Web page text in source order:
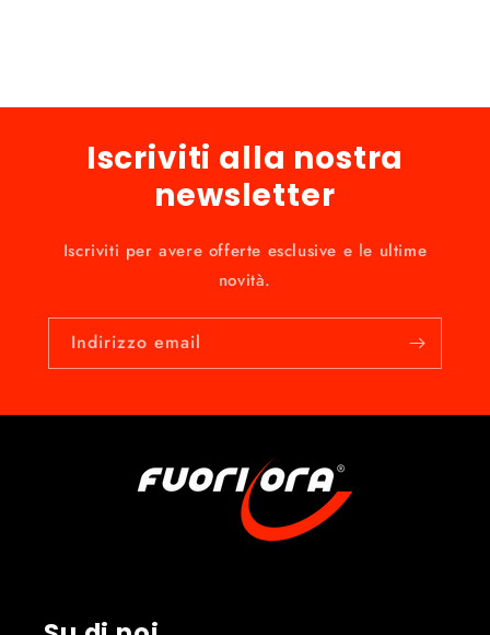
Iscriviti alla nostra
newsletter
Iscriviti per avere offerte esclusive e le ultime
novità.
Indirizzo email